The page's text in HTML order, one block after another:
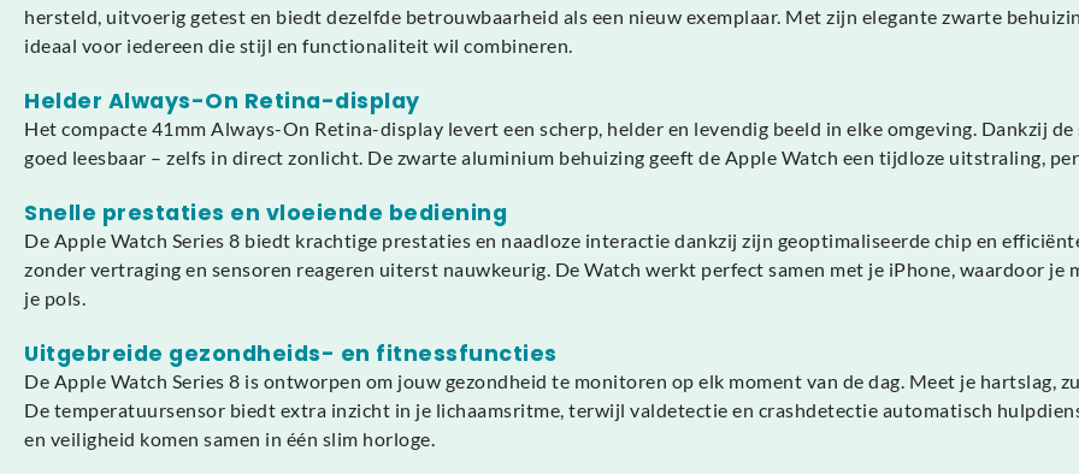
hersteld, uitvoerig getest en biedt dezelfde betrouwbaarheid als een nieuw exemplaar. Met zijn elegante zwarte
ideaal voor iedereen die stijl en functionaliteit wil combineren.
Helder Always-On Retina-display
Het compacte 41mm Always-On Retina-display levert een scherp, helder en levendig beeld in elke omgeving. Dankzij
goed leesbaar – zelfs in direct zonlicht. De zwarte aluminium behuizing geeft de Apple Watch een tijdloze uitstraling,
Snelle prestaties en vloeiende bediening
De Apple Watch Series 8 biedt krachtige prestaties en naadloze interactie dankzij zijn geoptimaliseerde chip en
zonder vertraging en sensoren reageren uiterst nauwkeurig. De Watch werkt perfect samen met je iPhone, waardoor
je pols.
Uitgebreide gezondheids- en fitnessfuncties
De Apple Watch Series 8 is ontworpen om jouw gezondheid te monitoren op elk moment van de dag. Meet je hartslag,
De temperatuursensor biedt extra inzicht in je lichaamsritme, terwijl valdetectie en crashdetectie automatisch
en veiligheid komen samen in één slim horloge.